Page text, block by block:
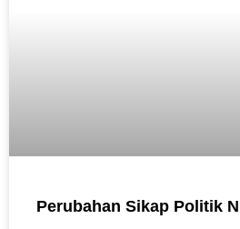
Perubahan Sikap Politik